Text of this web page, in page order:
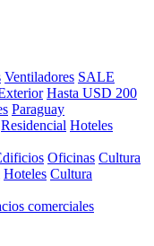
Ventiladores SALE
Hasta USD 200
Paraguay
Residencial Hoteles
Oficinas Cultura
Hoteles Cultura
comerciales